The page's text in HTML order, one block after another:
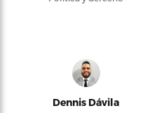
Dennis Dávila